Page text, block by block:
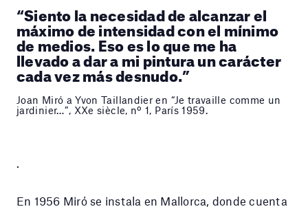
“Siento la necesidad de alcanzar el
máximo de intensidad con el mínimo
de medios. Eso es lo que me ha
llevado a dar a mi pintura un carácter
cada vez más desnudo.”
Joan Miró a Yvon Taillandier en “Je travaille comme un
jardinier…”, XXe siècle, nº 1, París 1959.
.
En 1956 Miró se instala en Mallorca, donde cuenta